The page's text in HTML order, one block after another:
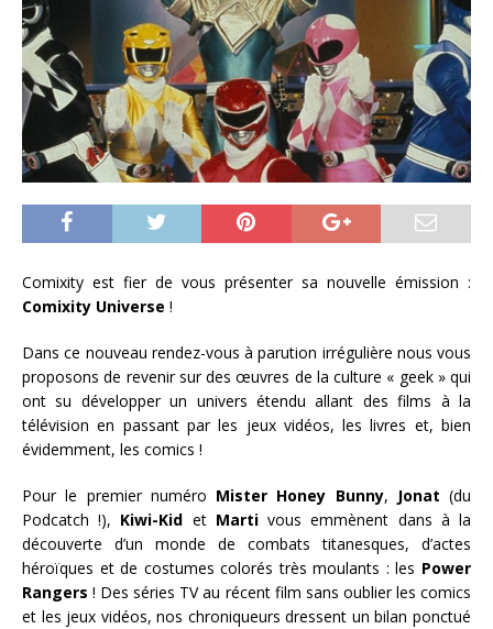
Comixity est fier de vous présenter sa nouvelle émission :
Comixity Universe !
Dans ce nouveau rendez-vous à parution irrégulière nous vous
proposons de revenir sur des œuvres de la culture « geek » qui
ont su développer un univers étendu allant des films à la
télévision en passant par les jeux vidéos, les livres et, bien
évidemment, les comics !
Pour le premier numéro Mister Honey Bunny, Jonat (du
Podcatch !), Kiwi-Kid et Martivous emmènent dans à la
découverte d’un monde de combats titanesques, d’actes
héroïques et de costumes colorés très moulants : les Power
Rangers ! Des séries TV au récent film sans oublier les comics
et les jeux vidéos, nos chroniqueurs dressent un bilan ponctué